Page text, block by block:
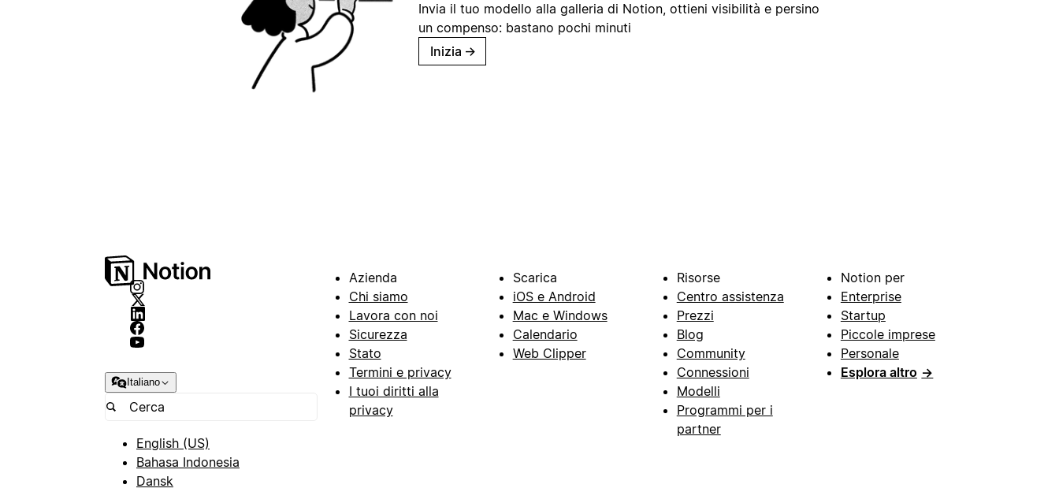
Invia il tuo modello alla galleria di Notion, ottieni visibilità e persino
un compenso: bastano pochi minuti
Inizia →
Italiano
English (US)
Bahasa Indonesia
Dansk
Azienda
Chi siamo
Lavora con noi
Sicurezza
Stato
Termini e privacy
I tuoi diritti alla
privacy
Scarica
iOS e Android
Mac e Windows
Calendario
Web Clipper
Risorse
Centro assistenza
Prezzi
Blog
Community
Connessioni
Modelli
Programmi per i
partner
Notion per
Enterprise
Startup
Piccole imprese
Personale
Esplora altro →